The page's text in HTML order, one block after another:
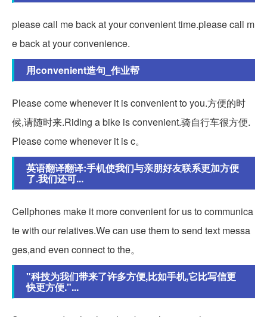
please call me back at your convenient time.please call m
e back at your convenience.
用convenient造句_作业帮
Please come whenever it is convenient to you.方便的时
候,请随时来.Riding a bike is convenient.骑自行车很方便.
Please come whenever it is c。
英语翻译翻译:手机使我们与亲朋好友联系更加方便
了.我们还可...
Cellphones make it more convenient for us to communica
te with our relatives.We can use them to send text messa
ges,and even connect to the。
"科技为我们带来了许多方便,比如手机,它比写信更
快更方便."...